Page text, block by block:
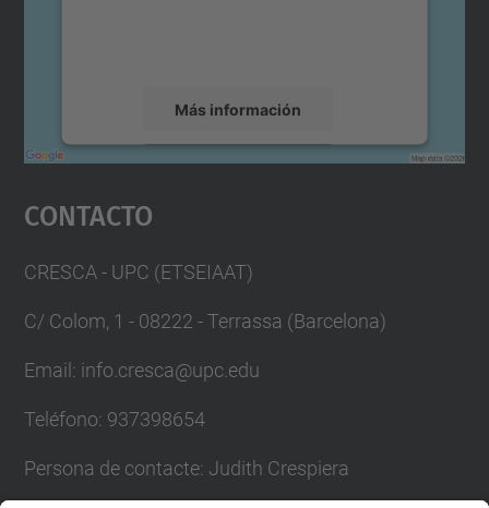
Más información
Aceptar
powered by
Contacto
CRESCA - UPC (ETSEIAAT)
C/ Colom, 1 - 08222 - Terrassa (Barcelona)
Email: info.cresca@upc.edu
Teléfono: 937398654
Persona de contacte: Judith Crespiera